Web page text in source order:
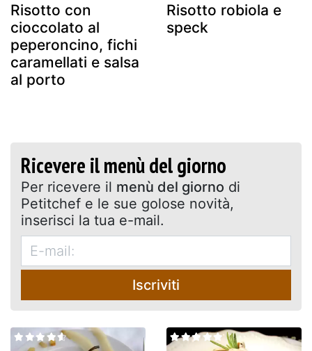
Risotto con
cioccolato al
peperoncino, fichi
caramellati e salsa
al porto
Risotto robiola e
speck
Ricevere il menù del giorno
Per ricevere il menù del giorno di
Petitchef e le sue golose novità,
inserisci la tua e-mail.
Iscriviti